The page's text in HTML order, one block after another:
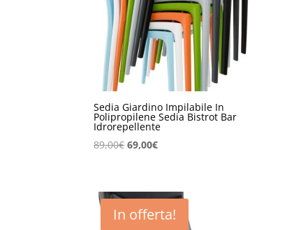
Sedia Giardino Impilabile In
Polipropilene Sedia Bistrot Bar
Idrorepellente
89,00€Il
era:
89,00€.
69,00€Il
è:
69,00€.
In offerta!